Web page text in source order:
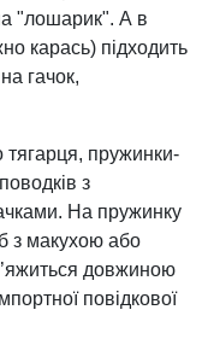
"лошарик". А в
карась) підходить
гачок,
тягарця, пружинки-
з
На пружинку
з макухою або
довжиною
повідкової